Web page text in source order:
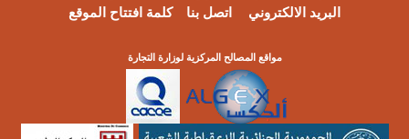
البريد الالكتروني
اتصل بنا كلمة افتتاح الموقع
مواقع المصالح المركزية لوزارة التجارة